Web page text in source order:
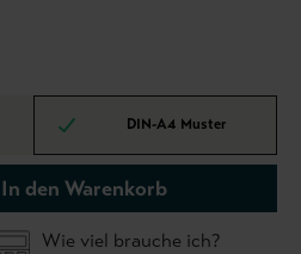
DIN-A4 Muster
In den Warenkorb
Wie viel brauche ich?